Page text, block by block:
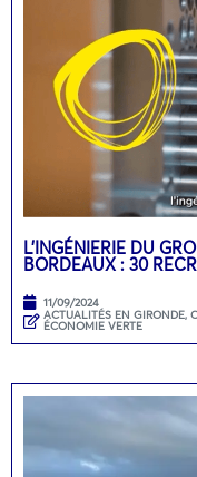
L’INGÉNIERIE DU
BORDEAUX : 30
11/09/2024
ACTUALITÉS EN GIRONDE,
ÉCONOMIE VERTE